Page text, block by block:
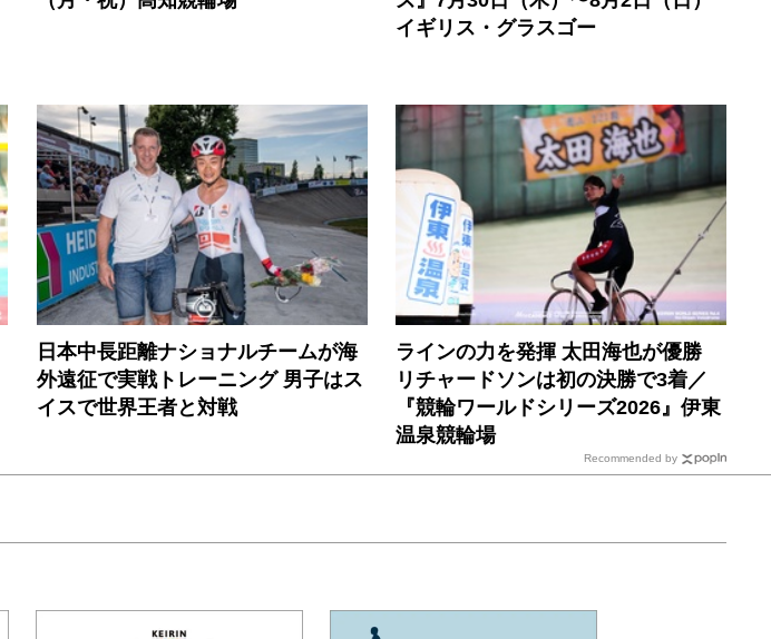
イギリス・グラスゴー
日本中長距離ナショナルチームが海
外遠征で実戦トレーニング 男子はス
イスで世界王者と対戦
ラインの力を発揮 太田海也が優勝
リチャードソンは初の決勝で3着／
『競輪ワールドシリーズ2026』伊東
温泉競輪場
Recommended by